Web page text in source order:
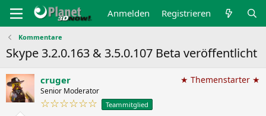
Anmelden Registrieren
Kommentare
Skype 3.2.0.163 & 3.5.0.107 Beta veröffentlicht
cruger
Senior Moderator
☆☆☆☆☆☆ Teammitglied
★ Themenstarter ★